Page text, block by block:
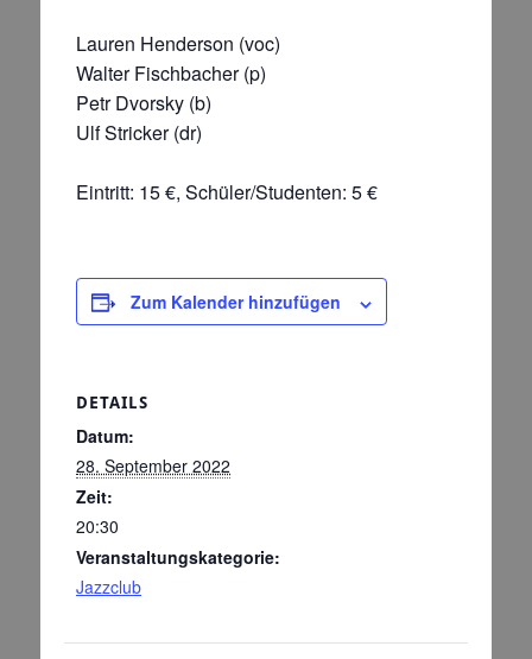
Lauren Henderson (voc)
Walter Fischbacher (p)
Petr Dvorsky (b)
Ulf Stricker (dr)
Eintritt: 15 €, Schüler/Studenten: 5 €
Zum Kalender hinzufügen
DETAILS
Datum:
28. September 2022
Zeit:
20:30
Veranstaltungskategorie:
Jazzclub